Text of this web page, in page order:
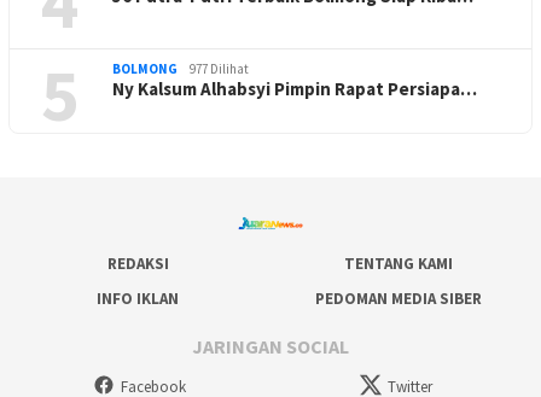
5 BOLMONG 977 Dilihat
Ny Kalsum Alhabsyi Pimpin Rapat Persiapa…
REDAKSI
TENTANG KAMI
INFO IKLAN
PEDOMAN MEDIA SIBER
JARINGAN SOCIAL
Facebook Twitter